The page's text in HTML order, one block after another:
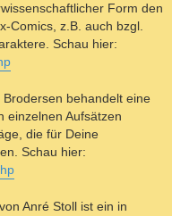
Form den
Comics, z.B. auch bzgl.
Schau hier:
behandelt eine
einzelnen Aufsätzen
die für Deine
Schau hier:
Anré Stoll ist ein in